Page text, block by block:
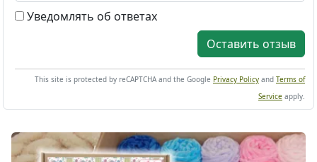
Уведомлять об ответах
Оставить отзыв
This site is protected by reCAPTCHA and the Google Privacy Policy and Terms of
Service apply.